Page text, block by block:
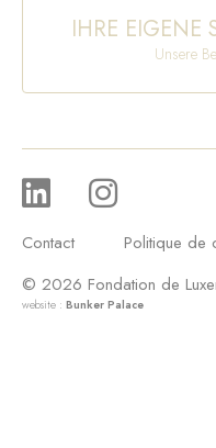
IHRE EIGENE
Unsere
Contact Politique de
© 2026 Fondation de
website : Bunker Palace